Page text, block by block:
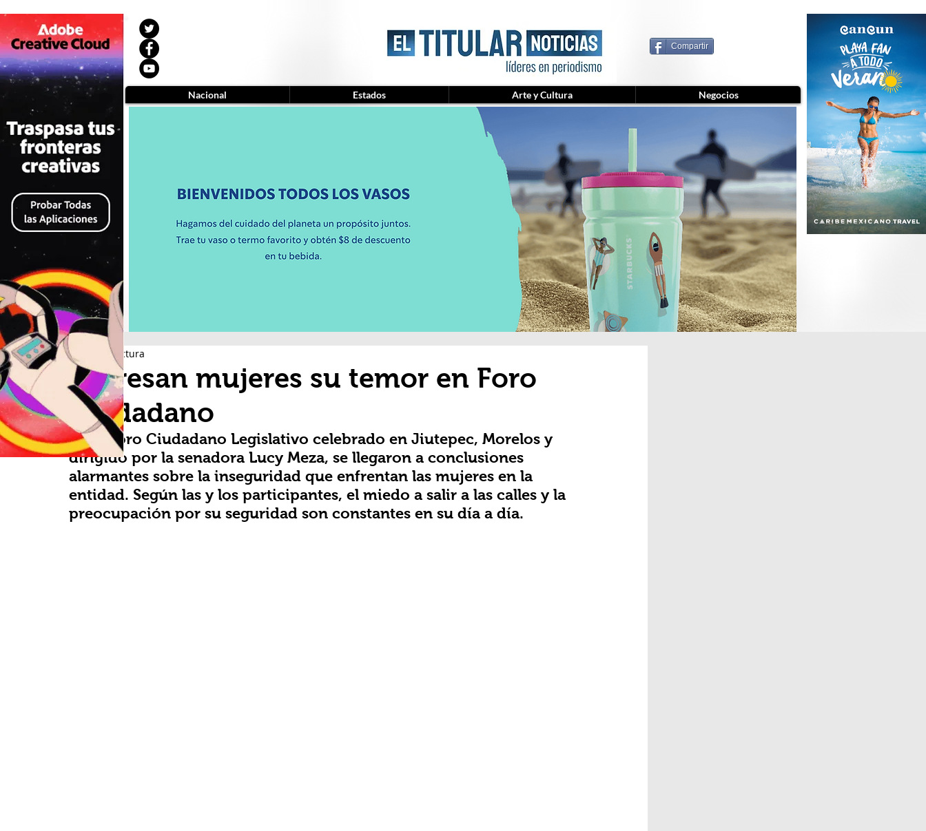
Compartir
Expresan mujeres su temor en Foro
Ciudadano
1 min de lectura
En el Foro Ciudadano Legislativo celebrado en Jiutepec, Morelos y
dirigido por la senadora Lucy Meza, se llegaron a conclusiones
alarmantes sobre la inseguridad que enfrentan las mujeres en la
entidad. Según las y los participantes, el miedo a salir a las calles y la
preocupación por su seguridad son constantes en su día a día.
Nacional Estados Arte y Cultura Negocios